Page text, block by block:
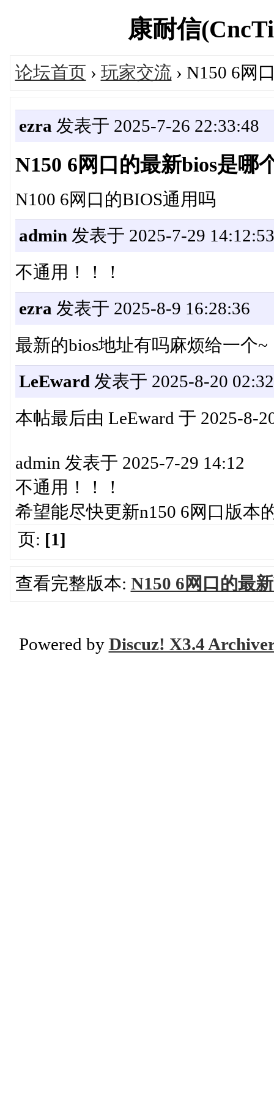
康耐信
论坛首页 › 玩家交流› N150 6网
ezra 发表于 2025-7-26 22:33:48
N150 6网口的最新bios是哪
N100 6网口的BIOS通用吗
admin 发表于 2025-7-29 14:12:53
不通用！！！
ezra 发表于 2025-8-9 16:28:36
最新的bios地址有吗麻烦给一个~
LeEward 发表于 2025-8-20
本帖最后由 LeEward 于 2025-8-
admin 发表于 2025-7-29 14:12
不通用！！！
希望能尽快更新n150 6网口版本
页: [1]
查看完整版本: N150 6网口的最
Powered by Discuz! X3.4